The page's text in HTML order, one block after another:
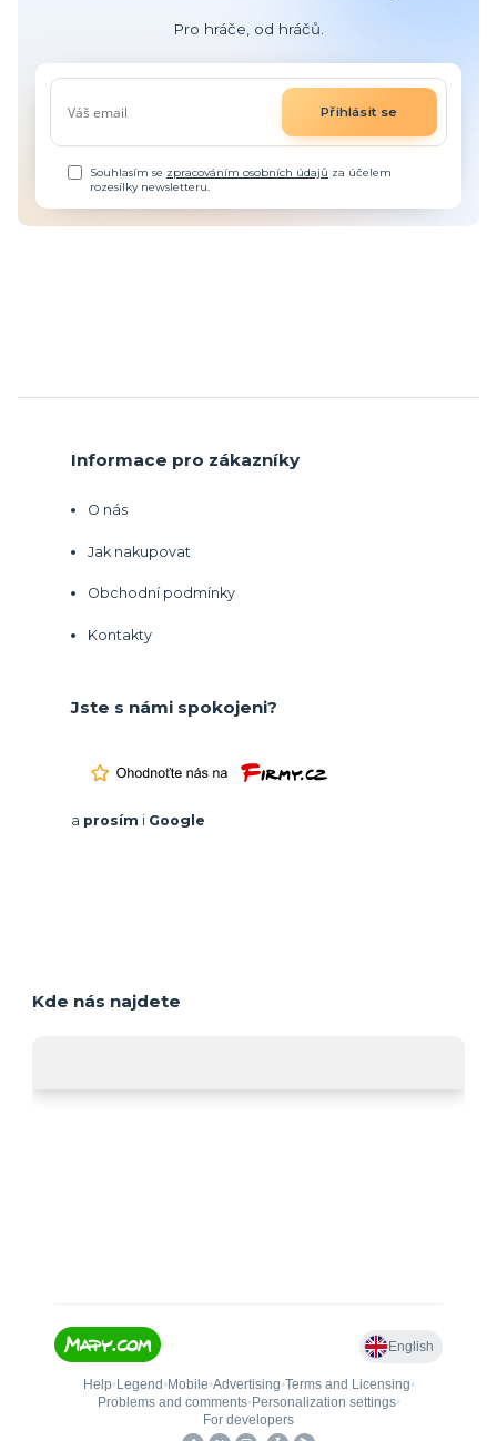
Pro hráče, od hráčů.
Přihlásit se
Souhlasím se zpracováním osobních údajů za účelem
rozesílky newsletteru.
Informace pro zákazníky
O nás
Jak nakupovat
Obchodní podmínky
Kontakty
Jste s námi spokojeni?
a prosím i Google
Kde nás najdete